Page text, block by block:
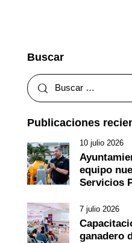
Buscar
Publicaciones
10 julio 2026
equipo
Servicios
7 julio 2026
ganadero